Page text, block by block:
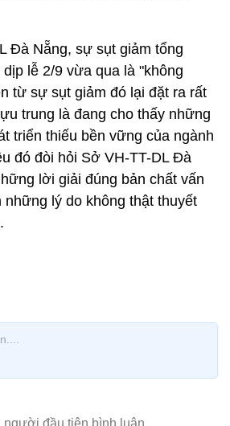
Đà Nẵng, sự sụt giảm tổng
lễ 2/9 vừa qua là "không
từ sự sụt giảm đó lại đặt ra rất
trung là đang cho thấy những
triển thiếu bền vững của ngành
đó đòi hỏi Sở VH-TT-DL Đà
lời giải đúng bản chất vấn
lý do không thật thuyết